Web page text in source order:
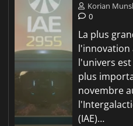
Korian
0
La plus
l'innovation
l'univers
plus
novembre
(IAE)…